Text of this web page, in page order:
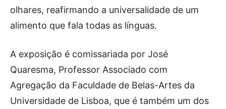
olhares, reafirmando a universalidade de um
alimento que fala todas as línguas.
A exposição é comissariada por José
Quaresma, Professor Associado com
Agregação da Faculdade de Belas-Artes da
Universidade de Lisboa, que é também um dos